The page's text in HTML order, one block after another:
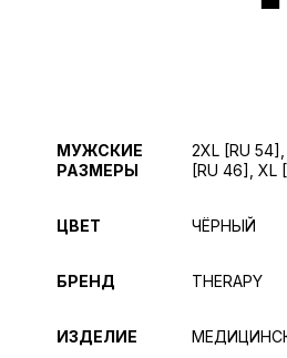
МУЖСКИЕ
РАЗМЕРЫ
2XL [RU
[RU 46], XL
ЦВЕТ ЧЁРНЫЙ
БРЕНД THERAPY
ИЗДЕЛИЕ